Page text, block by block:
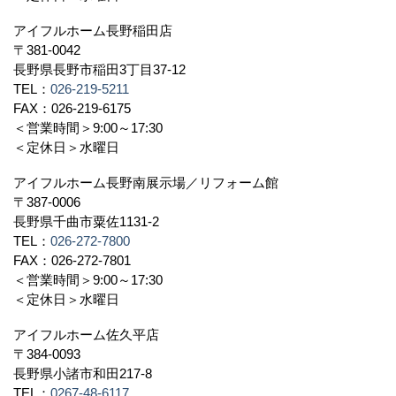
アイフルホーム長野稲田店
〒381-0042
長野県長野市稲田3丁目37-12
TEL： 026-219-5211
FAX：026-219-6175
＜営業時間＞9:00～17:30
＜定休日＞水曜日
アイフルホーム長野南展示場／リフォーム館
〒387-0006
長野県千曲市粟佐1131-2
TEL： 026-272-7800
FAX：026-272-7801
＜営業時間＞9:00～17:30
＜定休日＞水曜日
アイフルホーム佐久平店
〒384-0093
長野県小諸市和田217-8
TEL： 0267-48-6117